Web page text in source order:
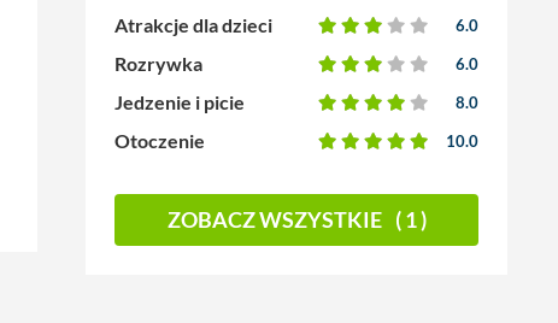
Atrakcje dla dzieci 6.0
Rozrywka 6.0
Jedzenie i picie 8.0
Otoczenie 10.0
ZOBACZ WSZYSTKIE ( 1 )